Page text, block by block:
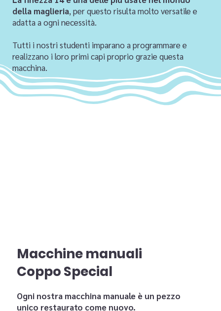
Macchine manuali
Coppo Special
Ogni nostra macchina manuale è un pezzo
unico restaurato come nuovo.
della maglieria, per questo risulta molto versatile e
adatta a ogni necessità.
Tutti i nostri studenti imparano a programmare e
realizzano i loro primi capi proprio grazie questa
macchina.